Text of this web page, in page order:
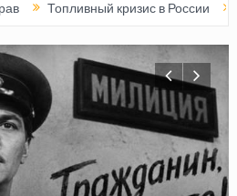
Топливный кризис в России